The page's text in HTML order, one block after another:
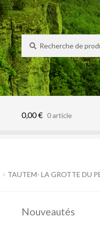
Recherche
pour :
Recherche
0,00€ 0 article
TAUTEM- LA GROTTE DU
Nouveautés